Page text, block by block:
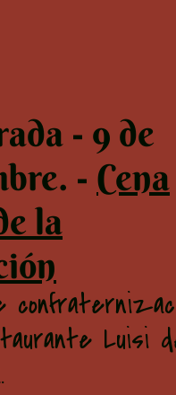
- 9 de
- Cena
la
Luisi